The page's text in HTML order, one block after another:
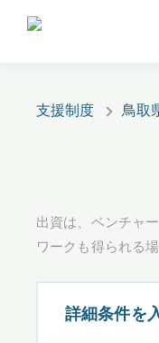
支援制度 鳥取
出資は、ベンチャ
ワークも得られる
詳細条件を